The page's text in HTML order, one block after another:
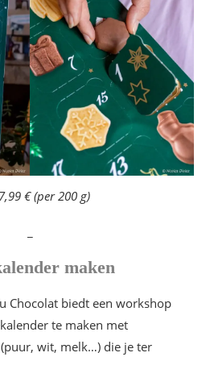
7,99 € (per 200 g)
maken
Chocolat biedt een workshop
te maken met
wit, melk…) die je ter